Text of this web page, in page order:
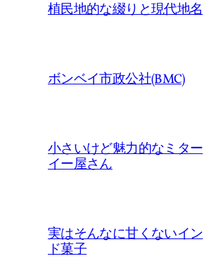
植民地的な綴りと現代地名
ボンベイ市政公社(BMC)
小さいけど魅力的なミター
イー屋さん
実はそんなに甘くないイン
ド菓子